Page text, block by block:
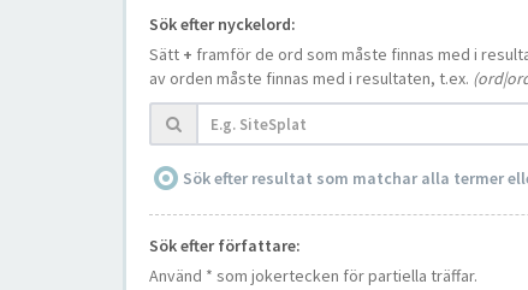
Sök efter nyckelord:
Sätt + framför de ord som måste finnas med i
av orden måste finnas med i resultaten, t.ex.
Sök efter resultat som matchar alla termer
Sök efter författare:
Använd * som jokertecken för partiella träffar.